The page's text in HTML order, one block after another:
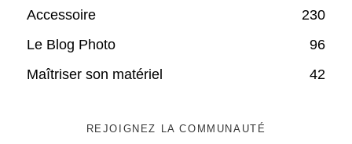
Accessoire
230
Le Blog Photo
96
Maîtriser son matériel
42
REJOIGNEZ LA COMMUNAUTÉ